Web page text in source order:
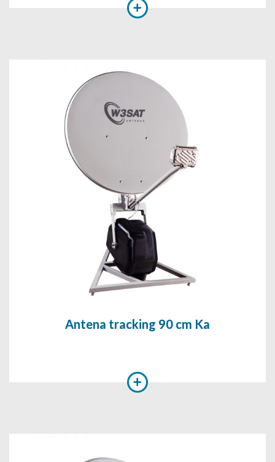
Antena tracking 90 cm Ka